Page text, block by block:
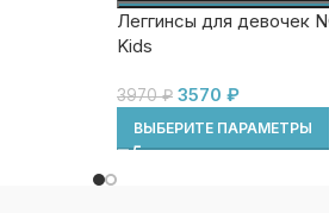
Леггинсы для девочек
Kids
3970₽ 3570 ₽
ВЫБЕРИТЕ ПАРАМЕТРЫ